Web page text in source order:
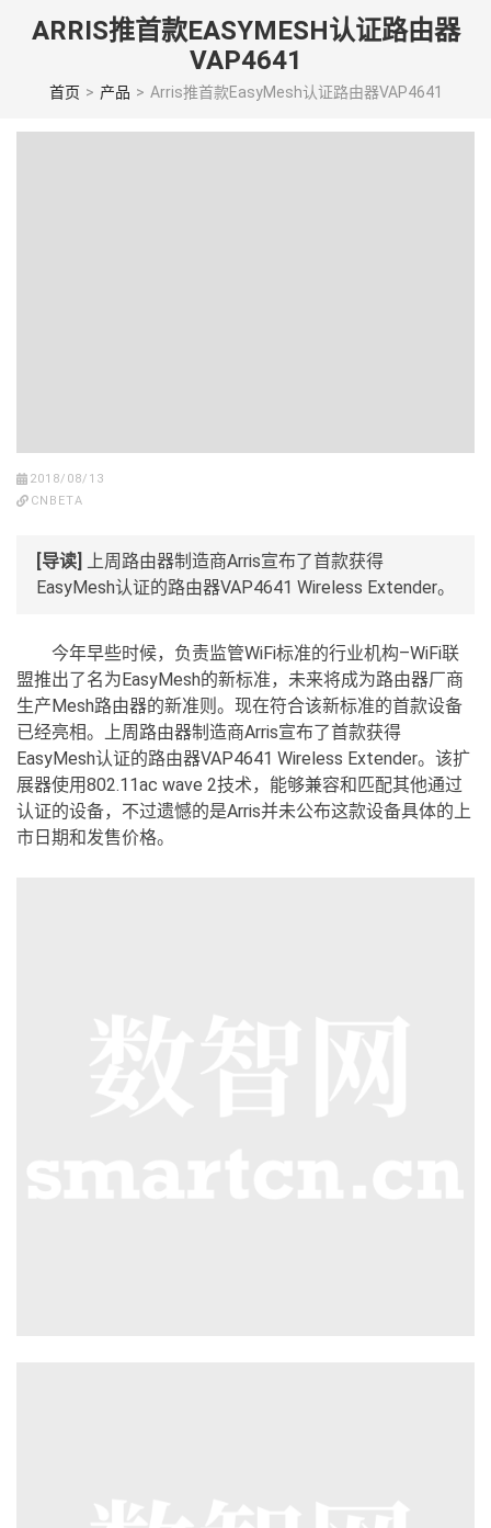
ARRIS推首款EASYMESH认证路由器
VAP4641
首页 > 产品 > Arris推首款EasyMesh认证路由器VAP4641
2018/08/13
CNBETA
[导读] 上周路由器制造商Arris宣布了首款获得
EasyMesh认证的路由器VAP4641 Wireless Extender。
今年早些时候，负责监管WiFi标准的行业机构–WiFi联
盟推出了名为EasyMesh的新标准，未来将成为路由器厂商
生产Mesh路由器的新准则。现在符合该新标准的首款设备
已经亮相。上周路由器制造商Arris宣布了首款获得
EasyMesh认证的路由器VAP4641 Wireless Extender。该扩
展器使用802.11ac wave 2技术，能够兼容和匹配其他通过
认证的设备，不过遗憾的是Arris并未公布这款设备具体的上
市日期和发售价格。